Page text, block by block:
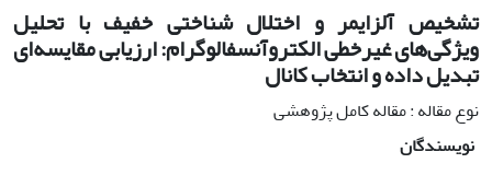
تشخیص آلزایمر و اختلال شناختی خفیف با تحلیل
ویژگی‌های غیرخطی الکتروآنسفالوگرام: ارزیابی مقایسه‌ای
تبدیل داده و انتخاب کانال
نوع مقاله : مقاله کامل پژوهشی
نویسندگان